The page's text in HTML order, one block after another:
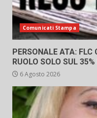
Comunicati Stampa
PERSONALE ATA: FLC
RUOLO SOLO SUL
6 Agosto 2026